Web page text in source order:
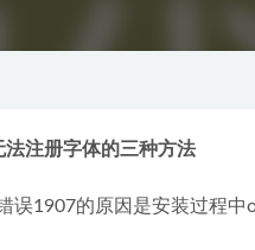
注册字体的三种方法
误1907的原因是安装过程
iSQM无损音乐下载工具-支